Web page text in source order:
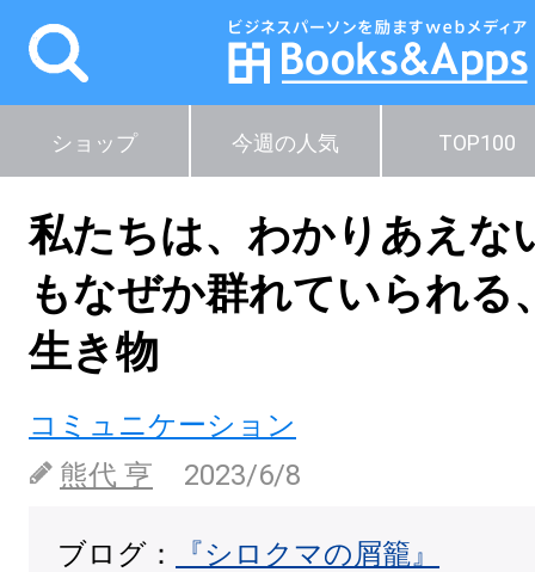
ショップ 今週の人気 TOP100
私たちは、わかりあえな
もなぜか群れていられる
生き物
コミュニケーション
熊代 亨
2023/6/8
ブログ：
『シロクマの屑籠』